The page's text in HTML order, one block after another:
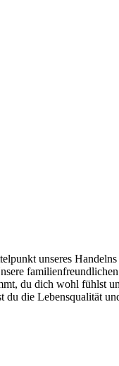
unseres
du dich wohl
die Lebensqualität